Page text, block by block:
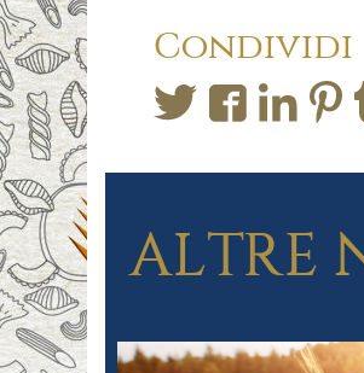
Condividi
ALTRE